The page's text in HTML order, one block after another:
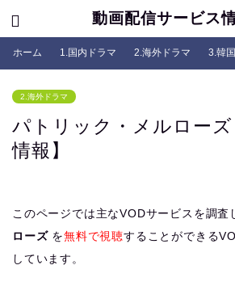
動画配信サービス
ホーム 1.国内ドラマ 2.海外ドラマ 3.韓
2.海外ドラマ
パトリック・メルロー
情報】
このページでは主なVODサービスを調査
ローズを無料で視聴することができる
しています。